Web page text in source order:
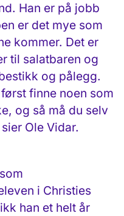
Han er på jobb
er det mye som
kommer. Det er
til salatbaren og
og pålegg.
finne noen som
og så må du selv
Ole Vidar.
i Christies
han et helt år